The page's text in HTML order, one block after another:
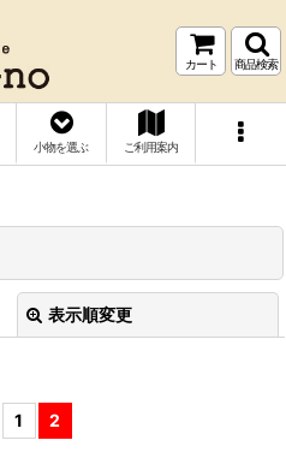
カート 商品検索
小物を選ぶ ご利用案内
表示順変更
1 2